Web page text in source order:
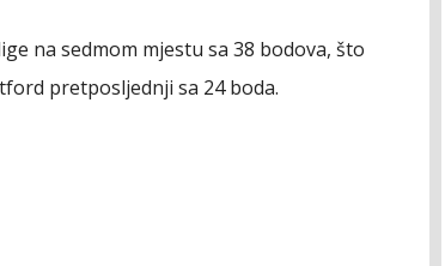
na sedmom mjestu sa 38 bodova, što
pretposljednji sa 24 boda.